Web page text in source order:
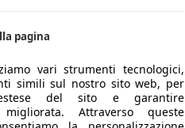
pagina
vari strumenti tecnologici,
simili sul nostro sito web, per
del sito e garantire
Attraverso queste